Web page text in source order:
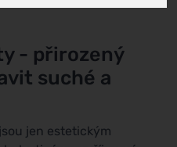
- přirozený
suché a
jen estetickým